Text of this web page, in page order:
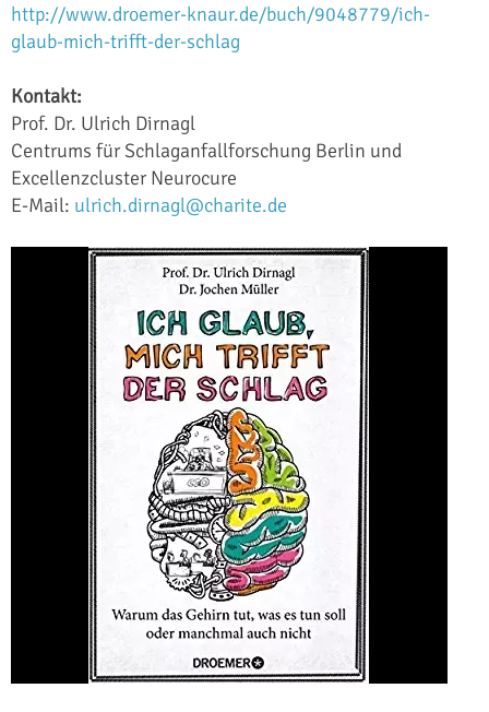
http://www.droemer-knaur.de/buch/9048779/ich-
glaub-mich-trifft-der-schlag
Kontakt:
Prof. Dr. Ulrich Dirnagl
Centrums für Schlaganfallforschung Berlin und
Excellenzcluster Neurocure
E-Mail: ulrich.dirnagl@charite.de